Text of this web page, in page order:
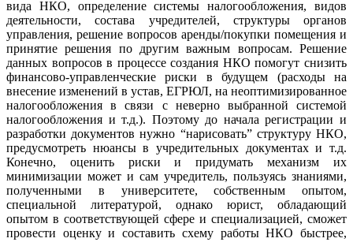
вида НКО, определение системы налогообложения, видов
деятельности, состава учредителей, структуры органов
управления, решение вопросов аренды/покупки помещения и
принятие решения по другим важным вопросам. Решение
данных вопросов в процессе создания НКО помогут снизить
финансово-управленческие риски в будущем (расходы на
внесение изменений в устав, ЕГРЮЛ, на неоптимизированное
налогообложения в связи с неверно выбранной системой
налогообложения и т.д.). Поэтому до начала регистрации и
разработки документов нужно “нарисовать” структуру НКО,
предусмотреть нюансы в учредительных документах и т.д.
Конечно, оценить риски и придумать механизм их
минимизации может и сам учредитель, пользуясь знаниями,
полученными в университете, собственным опытом,
специальной литературой, однако юрист, обладающий
опытом в соответствующей сфере и специализацией, сможет
провести оценку и составить схему работы НКО быстрее,